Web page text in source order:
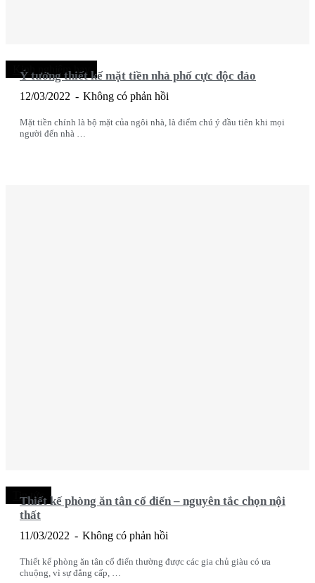
Kinh nghiệm hay
Ý tưởng thiết kế mặt tiền nhà phố cực độc đáo
12/03/2022 Không có phản hồi
Mặt tiền chính là bộ mặt của ngôi nhà, là điểm chú ý đầu tiên khi mọi
người đến nhà …
Tin tức
Thiết kế phòng ăn tân cổ điển – nguyên tắc chọn nội
thất
11/03/2022 Không có phản hồi
Thiết kế phòng ăn tân cổ điển thường được các gia chủ giàu có ưa
chuộng, vì sự đẳng cấp, …